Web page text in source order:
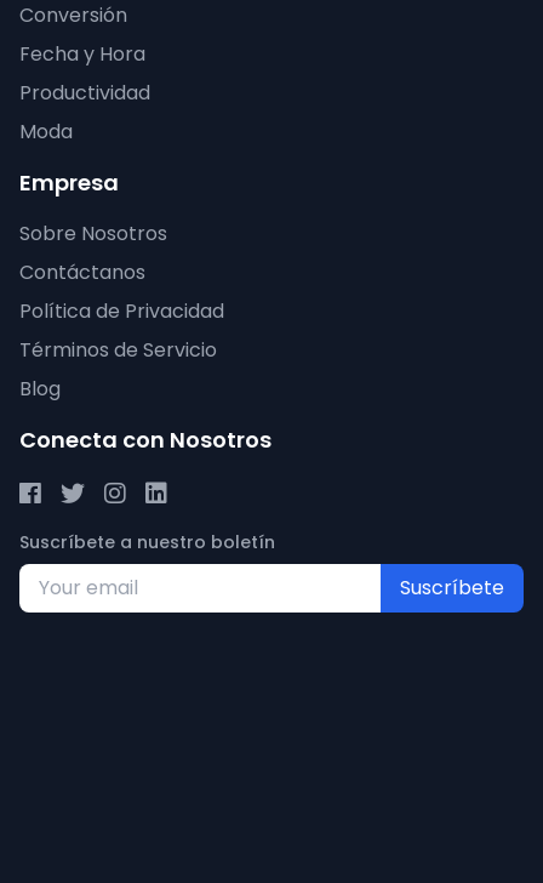
Conversión
Fecha y Hora
Productividad
Moda
Empresa
Sobre Nosotros
Contáctanos
Política de Privacidad
Términos de Servicio
Blog
Conecta con Nosotros
Suscríbete a nuestro boletín
Suscríbete